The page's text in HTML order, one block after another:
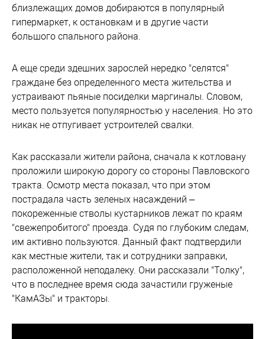
близлежащих домов добираются в популярный
гипермаркет, к остановкам и в другие части
большого спального района.
А еще среди здешних зарослей нередко "селятся"
граждане без определенного места жительства и
устраивают пьяные посиделки маргиналы. Словом,
место пользуется популярностью у населения. Но это
никак не отпугивает устроителей свалки.
Как рассказали жители района, сначала к котловану
проложили широкую дорогу со стороны Павловского
тракта. Осмотр места показал, что при этом
пострадала часть зеленых насаждений –
покореженные стволы кустарников лежат по краям
"свежепробитого" проезда. Судя по глубоким следам,
им активно пользуются. Данный факт подтвердили
как местные жители, так и сотрудники заправки,
расположенной неподалеку. Они рассказали "Толку",
что в последнее время сюда зачастили груженые
"КамАЗы" и тракторы.